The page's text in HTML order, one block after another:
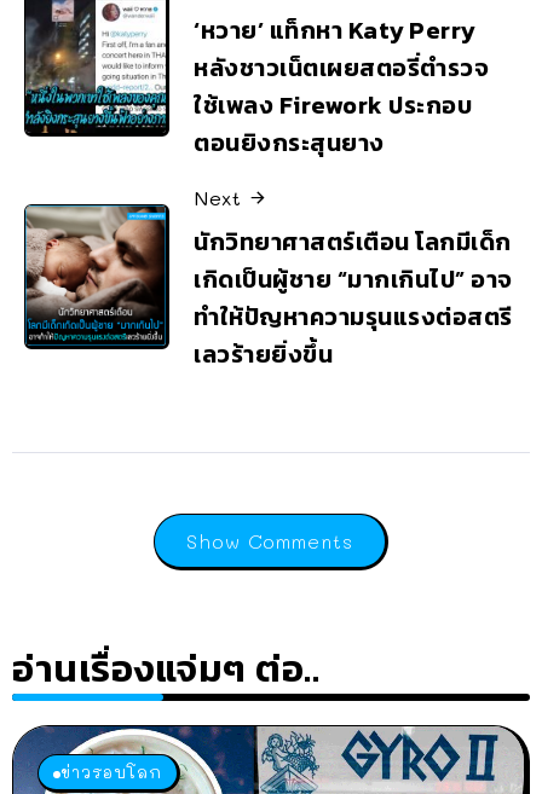
‘หวาย’ แท็กหา Katy Perry
หลังชาวเน็ตเผยสตอรี่ตำรวจ
ใช้เพลง Firework ประกอบ
ตอนยิงกระสุนยาง
Next
นักวิทยาศาสตร์เตือน โลกมีเด็ก
เกิดเป็นผู้ชาย “มากเกินไป” อาจ
ทำให้ปัญหาความรุนแรงต่อสตรี
เลวร้ายยิ่งขึ้น
Show Comments
อ่านเรื่องแจ่มๆ ต่อ..
ข่าวรอบโลก